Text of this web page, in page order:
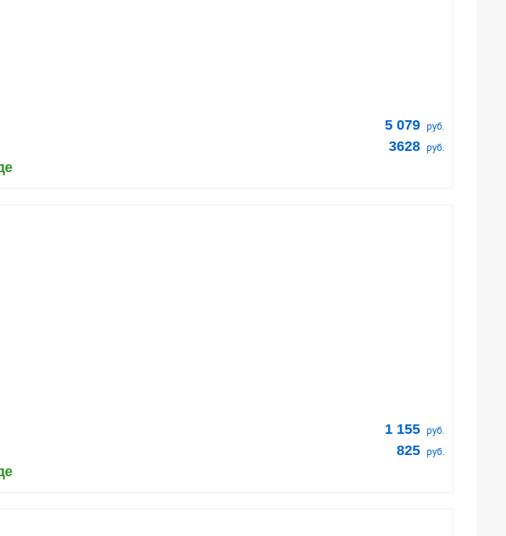
5 079 руб.
3628 руб.
1 155 руб.
825 руб.